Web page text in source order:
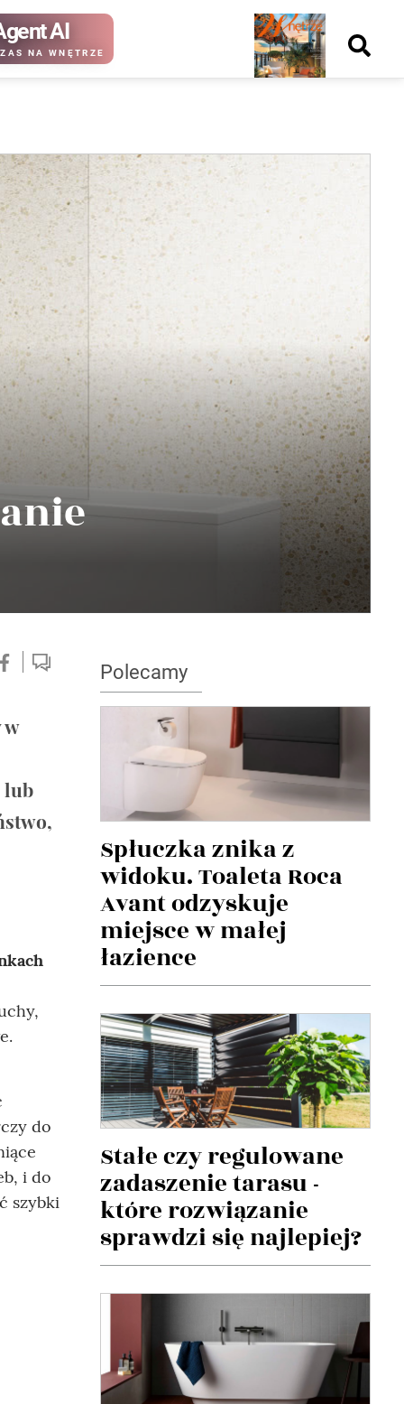
AI
NA WNĘTRZE
Nowy
numer
Wydanie papierowe
kup ten
numer
Wydanie cyfrowe
w
lub
do
i do
szybki
Polecamy
Spłuczka znika z
widoku. Toaleta Roca
Avant odzyskuje
miejsce w małej
łazience
Stałe czy regulowane
zadaszenie tarasu -
które rozwiązanie
sprawdzi się najlepiej?